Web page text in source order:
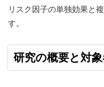
リスク因子の単独効果と
す。
研究の概要と対